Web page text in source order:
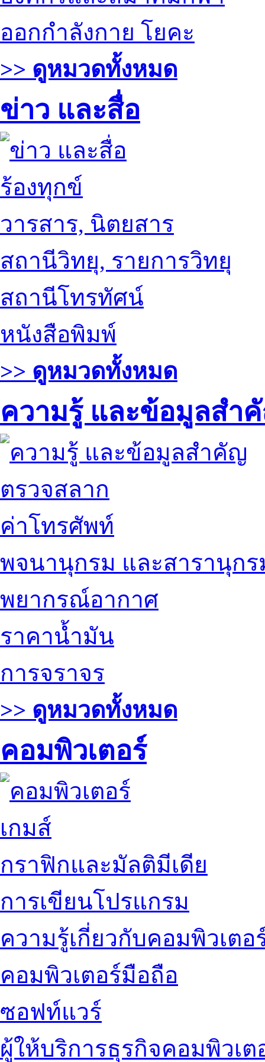
ออกกำลังกาย โยคะ
>> ดูหมวดทั้งหมด
ข่าว และสื่อ
ร้องทุกข์
วารสาร, นิตยสาร
สถานีวิทยุ, รายการวิทยุ
สถานีโทรทัศน์
หนังสือพิมพ์
>> ดูหมวดทั้งหมด
ความรู้ และข้อมูลสำ
ตรวจสลาก
ค่าโทรศัพท์
พจนานุกรม และสารานุกร
พยากรณ์อากาศ
ราคาน้ำมัน
การจราจร
>> ดูหมวดทั้งหมด
คอมพิวเตอร์
เกมส์
กราฟิกและมัลติมีเดีย
การเขียนโปรแกรม
ความรู้เกี่ยวกับคอมพิวเตอ
คอมพิวเตอร์มือถือ
ซอฟท์แวร์
ผู้ให้บริการธุรกิจคอมพิวเต